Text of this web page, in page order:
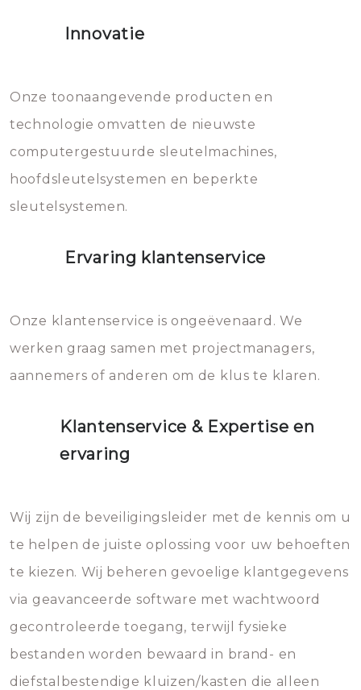
geheel vervangen moet worden.
mee, die u gemakkelijk kunt
vermijden.
Innovatie
Onze toonaangevende producten en
technologie omvatten de nieuwste
computergestuurde sleutelmachines,
hoofdsleutelsystemen en beperkte
sleutelsystemen.
Ervaring klantenservice
Onze klantenservice is ongeëvenaard. We
werken graag samen met projectmanagers,
aannemers of anderen om de klus te klaren.
Klantenservice & Expertise en
ervaring
Wij zijn de beveiligingsleider met de kennis om u
te helpen de juiste oplossing voor uw behoeften
te kiezen. Wij beheren gevoelige klantgegevens
via geavanceerde software met wachtwoord
gecontroleerde toegang, terwijl fysieke
bestanden worden bewaard in brand- en
diefstalbestendige kluizen/kasten die alleen